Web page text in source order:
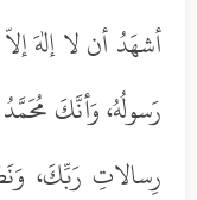
أشهَدُ أن لا إلهَ
رَسولُهُ، وَأنَّكَ
رِسالاتِ رَبِّكَ،